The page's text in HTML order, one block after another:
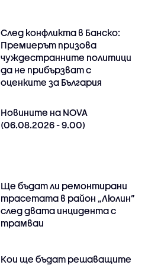
След конфликта в Банско:
Премиерът призова
чуждестранните политици
да не прибързват с
оценките за България
Новините на NOVA
(06.08.2026 - 9.00)
Ще бъдат ли ремонтирани
трасетата в район „Люлин”
след двата инцидента с
трамваи
Кои ще бъдат решаващите